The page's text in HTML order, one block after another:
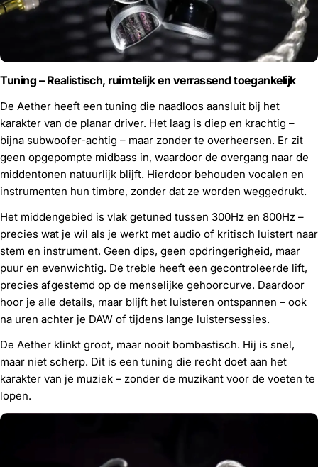
Tuning – Realistisch, ruimtelijk en verrassend toegankelijk
De Aether heeft een tuning die naadloos aansluit bij het
karakter van de planar driver. Het laag is diep en krachtig –
bijna subwoofer-achtig – maar zonder te overheersen. Er zit
geen opgepompte midbass in, waardoor de overgang naar de
middentonen natuurlijk blijft. Hierdoor behouden vocalen en
instrumenten hun timbre, zonder dat ze worden weggedrukt.
Het middengebied is vlak getuned tussen 300Hz en 800Hz –
precies wat je wil als je werkt met audio of kritisch luistert naar
stem en instrument. Geen dips, geen opdringerigheid, maar
puur en evenwichtig. De treble heeft een gecontroleerde lift,
precies afgestemd op de menselijke gehoorcurve. Daardoor
hoor je alle details, maar blijft het luisteren ontspannen – ook
na uren achter je DAW of tijdens lange luistersessies.
De Aether klinkt groot, maar nooit bombastisch. Hij is snel,
maar niet scherp. Dit is een tuning die recht doet aan het
karakter van je muziek – zonder de muzikant voor de voeten te
lopen.